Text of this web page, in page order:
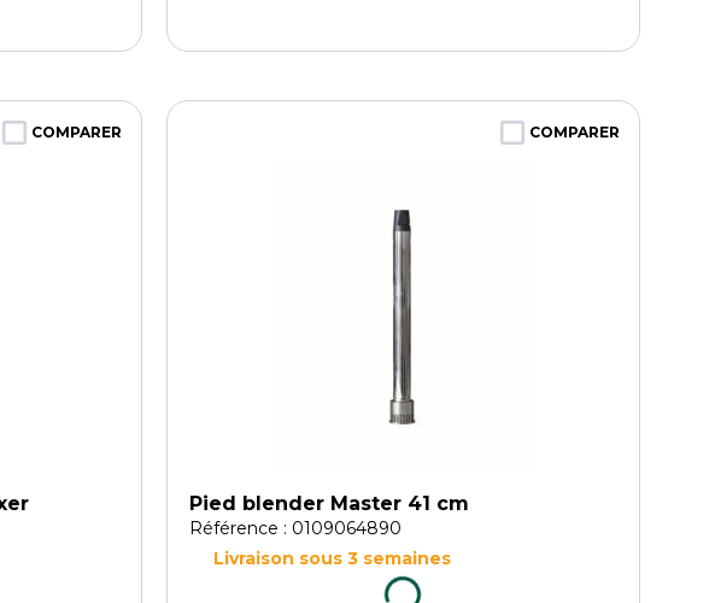
COMPARER
Pied blender Master 41 cm
Référence : 0109064890
Livraison sous 3 semaines
COMPARER